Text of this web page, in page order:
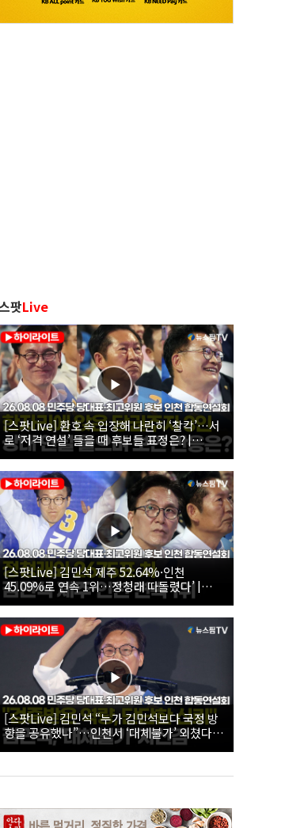
팟Live
[스팟Live] 환호 속 입장해 나란히 ‘찰칵’…서
로 ‘저격 연설’ 들을 때 후보들 표정은? |
26.08.08 더불어민주당 당대표·최고위원 후
보 인천 합동연설회
[스팟Live] 김민석 제주 52.64%·인천
45.09%로 연속 1위…정청래 따돌렸다’ |
26.08.08 더불어민주당 당대표·최고위원 후
보 인천 합동연설회
[스팟Live] 김민석 “누가 김민석보다 국정 방
향을 공유했나”…인천서 ‘대체불가’ 외쳤다 |
26.08.08 더불어민주당 당대표·최고위원 후